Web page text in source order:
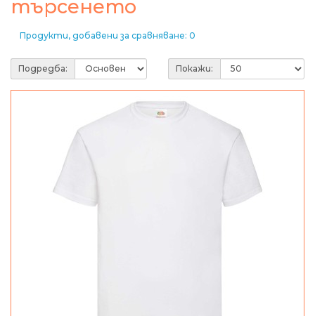
търсенето
Продукти, добавени за сравняване: 0
Подредба: Покажи: